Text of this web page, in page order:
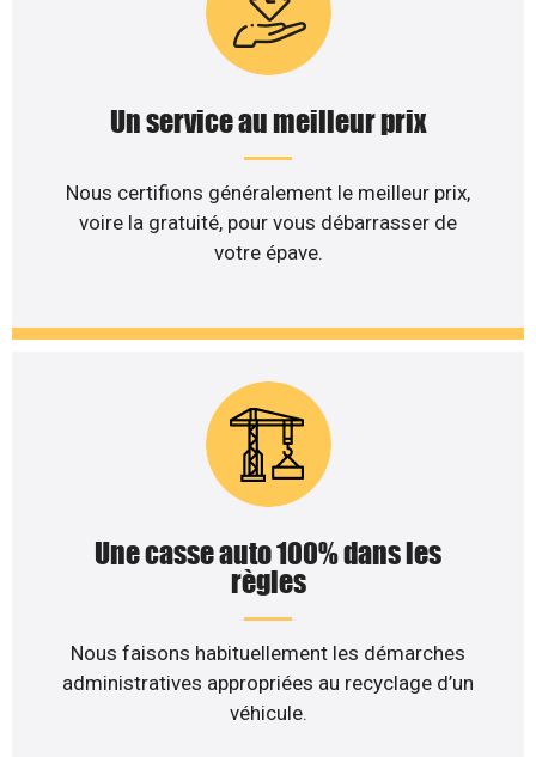
Un service au meilleur prix
Nous certifions généralement le meilleur prix,
voire la gratuité, pour vous débarrasser de
votre épave.
Une casse auto 100% dans les
règles
Nous faisons habituellement les démarches
administratives appropriées au recyclage d’un
véhicule.